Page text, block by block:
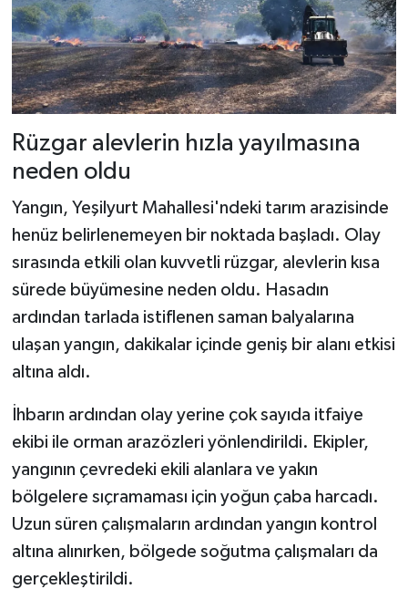
Rüzgar alevlerin hızla yayılmasına
neden oldu
Yangın, Yeşilyurt Mahallesi'ndeki tarım arazisinde
henüz belirlenemeyen bir noktada başladı. Olay
sırasında etkili olan kuvvetli rüzgar, alevlerin kısa
sürede büyümesine neden oldu. Hasadın
ardından tarlada istiflenen saman balyalarına
ulaşan yangın, dakikalar içinde geniş bir alanı etkisi
altına aldı.
İhbarın ardından olay yerine çok sayıda itfaiye
ekibi ile orman arazözleri yönlendirildi. Ekipler,
yangının çevredeki ekili alanlara ve yakın
bölgelere sıçramaması için yoğun çaba harcadı.
Uzun süren çalışmaların ardından yangın kontrol
altına alınırken, bölgede soğutma çalışmaları da
gerçekleştirildi.